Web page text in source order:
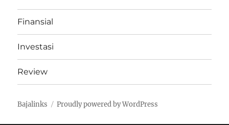
Finansial
Investasi
Review
Bajalinks Proudly powered by WordPress